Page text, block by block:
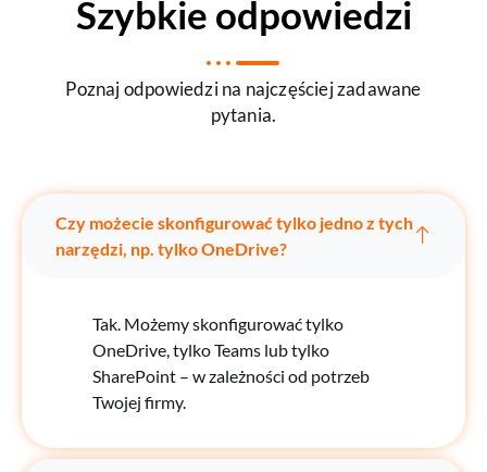
Szybkie odpowiedzi
Poznaj odpowiedzi na najczęściej zadawane
pytania.
Czy możecie skonfigurować tylko jedno z tych
narzędzi, np. tylko OneDrive?
Tak. Możemy skonfigurować tylko
OneDrive, tylko Teams lub tylko
SharePoint – w zależności od potrzeb
Twojej firmy.